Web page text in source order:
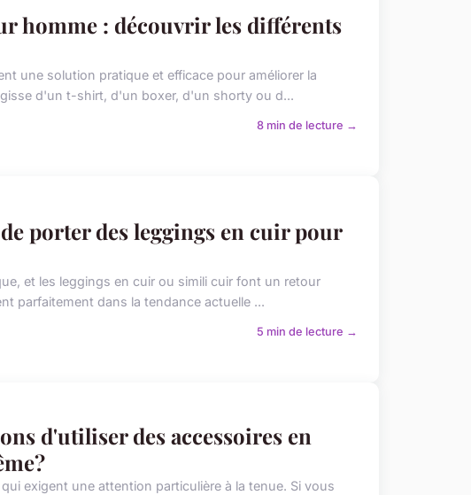
homme : découvrir les différents
une solution pratique et efficace pour améliorer la
d'un t-shirt, d'un boxer, d'un shorty ou d...
8 min de lecture →
porter des leggings en cuir pour
et les leggings en cuir ou simili cuir font un retour
parfaitement dans la tendance actuelle ...
5 min de lecture →
d'utiliser des accessoires en
exigent une attention particulière à la tenue. Si vous